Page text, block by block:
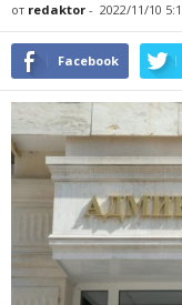
от redaktor - 2022/11/10
Facebook